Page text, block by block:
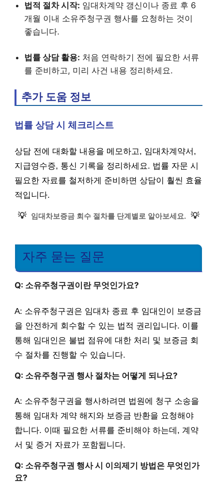
법적 절차 시작: 임대차계약 갱신이나 종료 후 6
개월 이내 소유주청구권 행사를 요청하는 것이
좋습니다.
법률 상담 활용: 처음 연락하기 전에 필요한 서류
를 준비하고, 미리 사건 내용 정리하세요.
추가 도움 정보
법률 상담 시 체크리스트
상담 전에 대화할 내용을 메모하고, 임대차계약서,
지급영수증, 통신 기록을 정리하세요. 법률 자문 시
필요한 자료를 철저하게 준비하면 상담이 훨씬 효율
적입니다.
💡 임대차보증금 회수 절차를 단계별로 알아보세요. 💡
자주 묻는 질문
Q: 소유주청구권이란 무엇인가요?
A: 소유주청구권은 임대차 종료 후 임대인이 보증금
을 안전하게 회수할 수 있는 법적 권리입니다. 이를
통해 임대인은 불법 점유에 대한 처리 및 보증금 회
수 절차를 진행할 수 있습니다.
Q: 소유주청구권 행사 절차는 어떻게 되나요?
A: 소유주청구권을 행사하려면 법원에 청구 소송을
통해 임대차 계약 해지와 보증금 반환을 요청해야
합니다. 이때 필요한 서류를 준비해야 하는데, 계약
서 및 증거 자료가 포함됩니다.
Q: 소유주청구권 행사 시 이의제기 방법은 무엇인가
요?